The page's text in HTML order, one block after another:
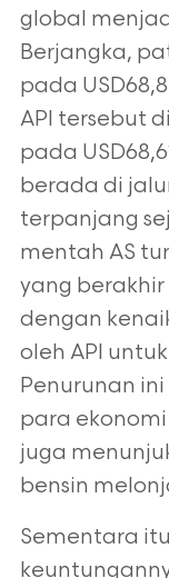
global
Berjangka,
pada
API tersebut
pada
berada di
terpanjang
mentah AS
yang
dengan
oleh API
Penurunan
para ekonomi
juga
bensin
Sementara